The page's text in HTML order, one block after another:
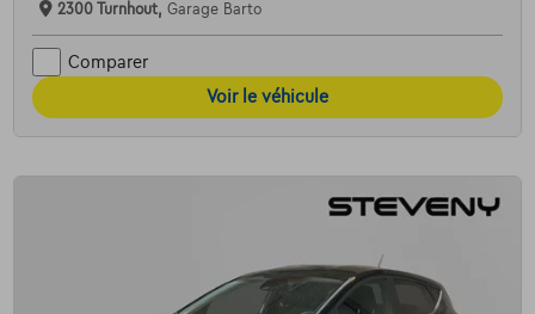
2300 Turnhout, Garage Barto
Comparer
Voir le véhicule